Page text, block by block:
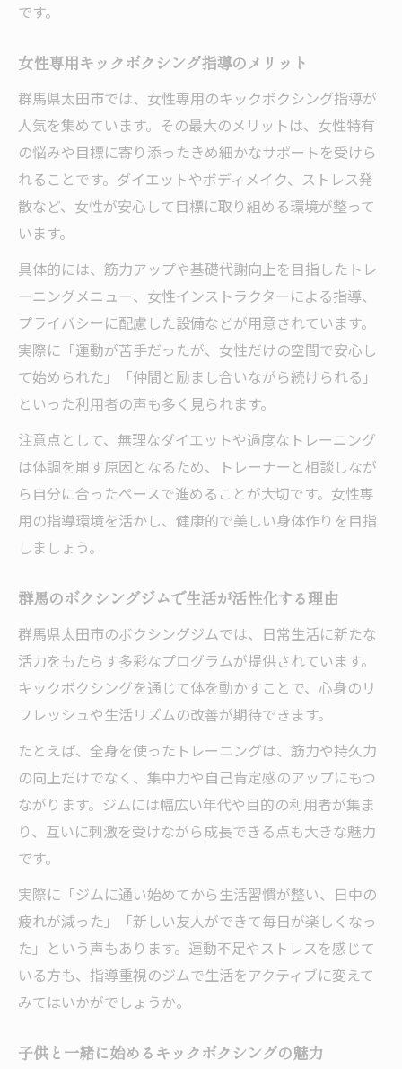
です。
女性専用キックボクシング指導のメリット
群馬県太田市では、女性専用のキックボクシング指導が
人気を集めています。その最大のメリットは、女性特有
の悩みや目標に寄り添ったきめ細かなサポートを受けら
れることです。ダイエットやボディメイク、ストレス発
散など、女性が安心して目標に取り組める環境が整って
います。
具体的には、筋力アップや基礎代謝向上を目指したトレ
ーニングメニュー、女性インストラクターによる指導、
プライバシーに配慮した設備などが用意されています。
実際に「運動が苦手だったが、女性だけの空間で安心し
て始められた」「仲間と励まし合いながら続けられる」
といった利用者の声も多く見られます。
注意点として、無理なダイエットや過度なトレーニング
は体調を崩す原因となるため、トレーナーと相談しなが
ら自分に合ったペースで進めることが大切です。女性専
用の指導環境を活かし、健康的で美しい身体作りを目指
しましょう。
群馬のボクシングジムで生活が活性化する理由
群馬県太田市のボクシングジムでは、日常生活に新たな
活力をもたらす多彩なプログラムが提供されています。
キックボクシングを通じて体を動かすことで、心身のリ
フレッシュや生活リズムの改善が期待できます。
たとえば、全身を使ったトレーニングは、筋力や持久力
の向上だけでなく、集中力や自己肯定感のアップにもつ
ながります。ジムには幅広い年代や目的の利用者が集ま
り、互いに刺激を受けながら成長できる点も大きな魅力
です。
実際に「ジムに通い始めてから生活習慣が整い、日中の
疲れが減った」「新しい友人ができて毎日が楽しくなっ
た」という声もあります。運動不足やストレスを感じて
いる方も、指導重視のジムで生活をアクティブに変えて
みてはいかがでしょうか。
子供と一緒に始めるキックボクシングの魅力